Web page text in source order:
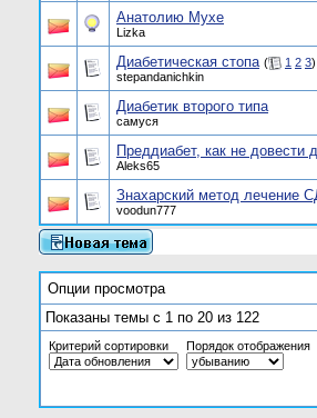
Анатолию Мухе
Lizka
Диабетическая стопа ( 1 2 3)
stepandanichkin
Диабетик второго типа
самуся
Преддиабет, как не довести
Aleks65
Знахарский метод лечение
voodun777
Опции просмотра
Показаны темы с 1 по 20 из 122
Критерий сортировки Порядок отображения